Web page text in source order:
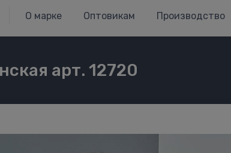
О марке Оптовикам Производство
арт. 12720